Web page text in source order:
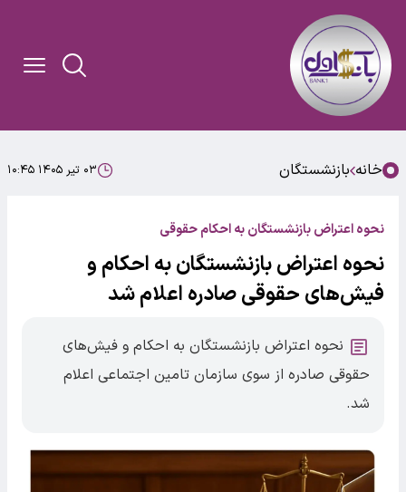
خانه بازنشستگان ۰۳ تیر ۱۴۰۵ ۱۰:۴۵
نحوه اعتراض بازنشستگان به احکام حقوقی
نحوه اعتراض بازنشستگان به احکام و
فیش‌های حقوقی صادره اعلام شد
نحوه اعتراض بازنشستگان به احکام و فیش‌های
حقوقی صادره از سوی سازمان تامین اجتماعی اعلام
شد.